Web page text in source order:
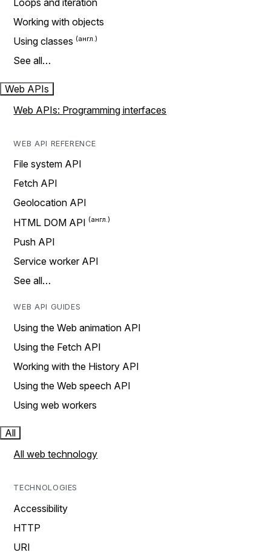
Loops and iteration
Working with objects
Using classes
See all…
Web APIs
Web APIs: Programming interfaces
WEB API REFERENCE
File system API
Fetch API
Geolocation API
HTML DOM API
Push API
Service worker API
See all…
WEB API GUIDES
Using the Web animation API
Using the Fetch API
Working with the History API
Using the Web speech API
Using web workers
All
All web technology
TECHNOLOGIES
Accessibility
HTTP
URI